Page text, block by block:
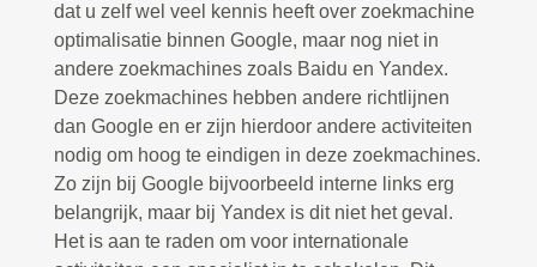
dat u zelf wel veel kennis heeft over zoekmachine
optimalisatie binnen Google, maar nog niet in
andere zoekmachines zoals Baidu en Yandex.
Deze zoekmachines hebben andere richtlijnen
dan Google en er zijn hierdoor andere activiteiten
nodig om hoog te eindigen in deze zoekmachines.
Zo zijn bij Google bijvoorbeeld interne links erg
belangrijk, maar bij Yandex is dit niet het geval.
Het is aan te raden om voor internationale